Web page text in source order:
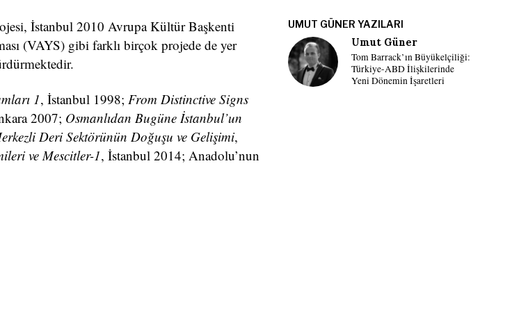
İstanbul 2010 Avrupa Kültür Başkenti
(VAYS) gibi farklı birçok projede de yer
1, İstanbul 1998; From Distinctive Signs
2007; Osmanlıdan Bugüne İstanbul’un
Deri Sektörünün Doğuşu ve Gelişimi,
ve Mescitler-1, İstanbul 2014; Anadolu’nun
UMUT GÜNER YAZILARI
Umut Güner
Tom Barrack’ın Büyükelçiliği:
Türkiye-ABD İlişkilerinde
Yeni Dönemin İşaretleri